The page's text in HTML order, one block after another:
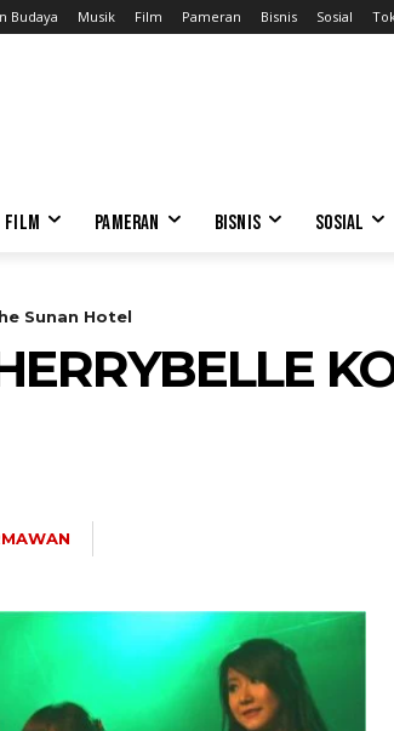
Budaya Musik Film Pameran Bisnis Sosial
FILM PAMERAN BISNIS SOSIAL
Sunan Hotel